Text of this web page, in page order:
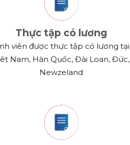
Thực tập có lương
viên được thực tập có lương tại
Nam, Hàn Quốc, Đài Loan, Đức,
Newzeland